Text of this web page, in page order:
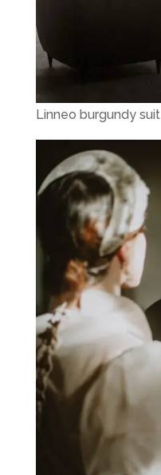
Linneo burgundy suit